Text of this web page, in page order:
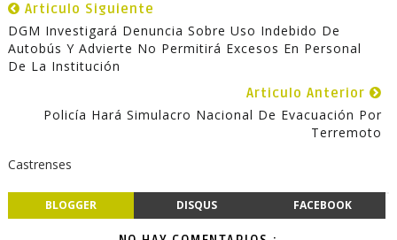
Articulo Siguiente
DGM Investigará Denuncia Sobre Uso Indebido De
Autobús Y Advierte No Permitirá Excesos En Personal
De La Institución
Articulo Anterior
Policía Hará Simulacro Nacional De Evacuación Por
Terremoto
Castrenses
BLOGGER DISQUS FACEBOOK